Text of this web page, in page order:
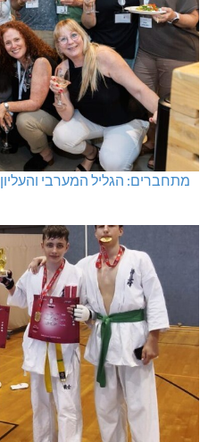
מתחברים: הגליל המערבי והעליון